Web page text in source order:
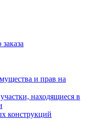
и прав на
находящиеся в
конструкций